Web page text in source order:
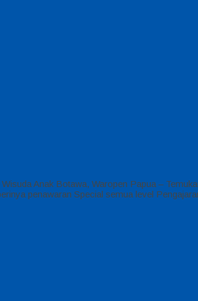
Anak Botawa, Waropen Papua –
penawaran Special semua level